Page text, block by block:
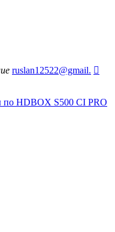
ruslan12522@gmail.
HDBOX S500 CI PRO